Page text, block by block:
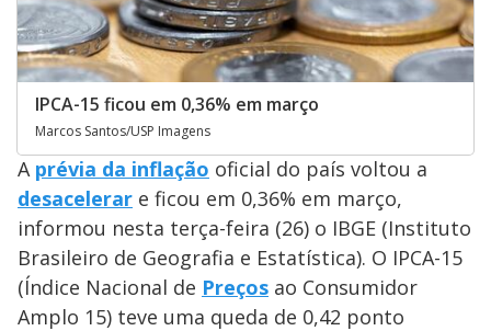
IPCA-15 ficou em 0,36% em março
Marcos Santos/USP Imagens
A prévia da inflação oficial do país voltou a
desacelerar e ficou em 0,36% em março,
informou nesta terça-feira (26) o IBGE (Instituto
Brasileiro de Geografia e Estatística). O IPCA-15
(Índice Nacional de Preços ao Consumidor
Amplo 15) teve uma queda de 0,42 ponto